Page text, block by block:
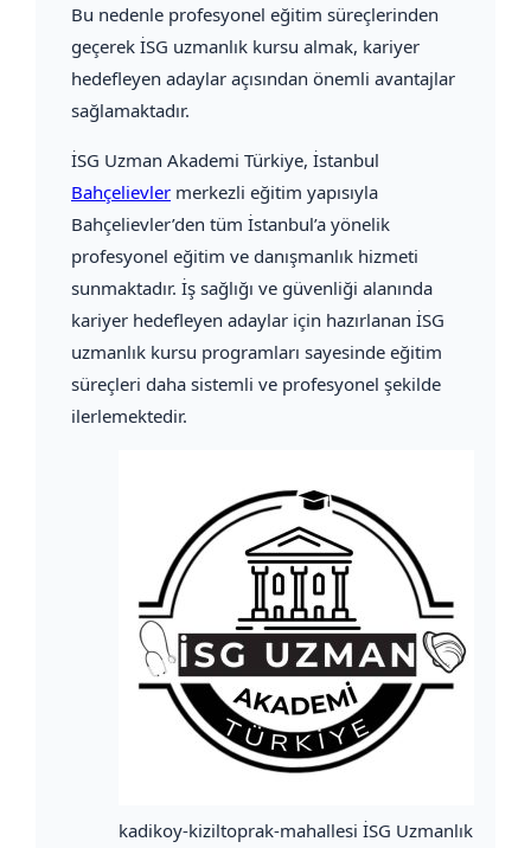
Bu nedenle profesyonel eğitim süreçlerinden
geçerek İSG uzmanlık kursu almak, kariyer
hedefleyen adaylar açısından önemli avantajlar
sağlamaktadır.
İSG Uzman Akademi Türkiye, İstanbul
Bahçelievler merkezli eğitim yapısıyla
Bahçelievler’den tüm İstanbul’a yönelik
profesyonel eğitim ve danışmanlık hizmeti
sunmaktadır. İş sağlığı ve güvenliği alanında
kariyer hedefleyen adaylar için hazırlanan İSG
uzmanlık kursu programları sayesinde eğitim
süreçleri daha sistemli ve profesyonel şekilde
ilerlemektedir.
kadikoy-kiziltoprak-mahallesi İSG Uzmanlık